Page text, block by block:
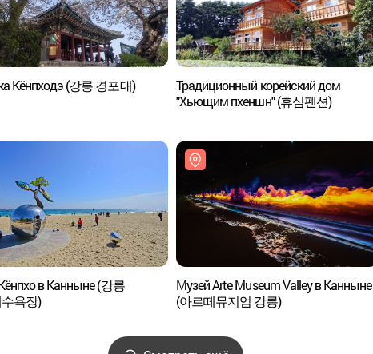
Кёнпходэ (강릉 경포대)
Традиционный корейский дом
"Хьющим пхеншн" (휴심펜션)
в Канныне (강릉
욕장)
Музей Arte Museum Valley в Канныне
(아르떼뮤지엄 강릉)